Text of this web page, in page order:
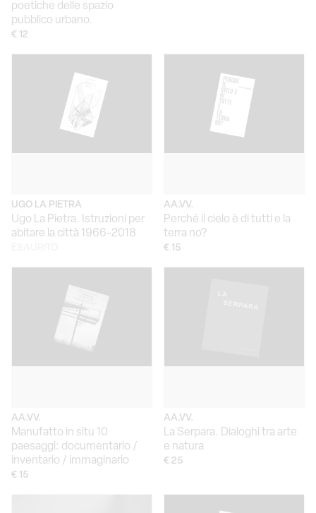
poetiche delle spazio
pubblico urbano.
€ 12
UGO LA PIETRA
Ugo La Pietra. Istruzioni per
abitare la città 1966-2018
AA.VV.
Perché il cielo è di tutti e la
terra no?
€ 15
AA.VV.
Manufatto in situ 10
paesaggi: documentario /
inventario / immaginario
€ 15
AA.VV.
La Serpara. Dialoghi tra arte
e natura
€ 25